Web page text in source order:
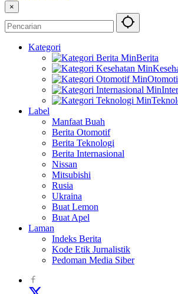
×
Kategori
Berita
Label
Manfaat Buah
Berita Otomotif
Berita Teknologi
Berita Internasional
Nissan
Mitsubishi
Rusia
Ukraina
Buat Lemon
Buat Apel
Laman
Indeks Berita
Kode Etik Jurnalistik
Pedoman Media Siber